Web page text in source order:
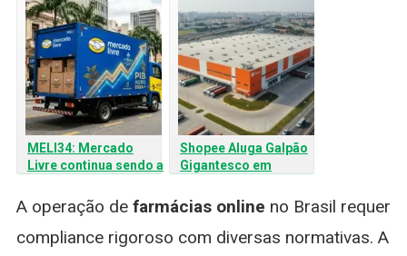
Santander Projeta
Salto de Escala e
Eficiência
MELI34: Mercado
Livre continua sendo a
o longo prazo?
Shopee Aluga Galpão
Gigantesco em
Contrato Logístico da
História do Brasil
A operação de farmácias online no Brasil requer
compliance rigoroso com diversas normativas. A